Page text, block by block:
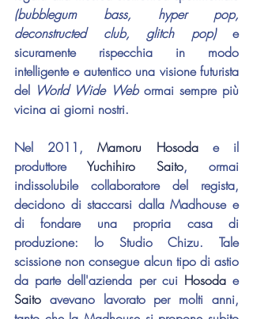
(bubblegum bass, hyper pop,
deconstructed club, glitch pop) e
sicuramente rispecchia in modo
intelligente e autentico una visione futurista
del World Wide Web ormai sempre più
vicina ai giorni nostri.
Nel 2011, Mamoru Hosoda e il
produttore Yuchihiro Saito, ormai
indissolubile collaboratore del regista,
decidono di staccarsi dalla Madhouse e
di fondare una propria casa di
produzione: lo Studio Chizu. Tale
scissione non consegue alcun tipo di astio
da parte dell'azienda per cui Hosoda e
Saito avevano lavorato per molti anni,